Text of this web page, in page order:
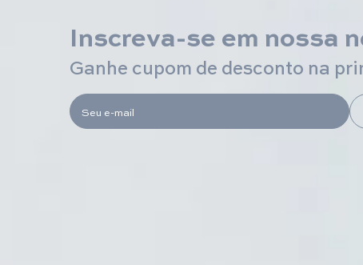
Inscreva-se em nossa
Ganhe cupom de desconto na
Seu e-mail